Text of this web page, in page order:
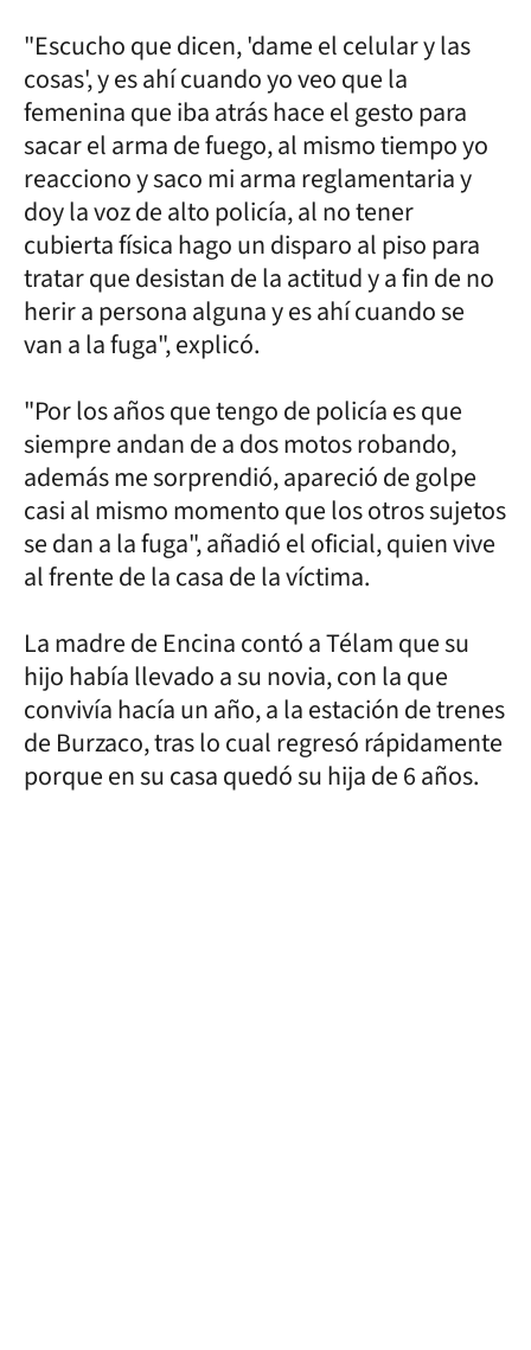
"Escucho que dicen, 'dame el celular y las
cosas', y es ahí cuando yo veo que la
femenina que iba atrás hace el gesto para
sacar el arma de fuego, al mismo tiempo yo
reacciono y saco mi arma reglamentaria y
doy la voz de alto policía, al no tener
cubierta física hago un disparo al piso para
tratar que desistan de la actitud y a fin de no
herir a persona alguna y es ahí cuando se
van a la fuga", explicó.
"Por los años que tengo de policía es que
siempre andan de a dos motos robando,
además me sorprendió, apareció de golpe
casi al mismo momento que los otros sujetos
se dan a la fuga", añadió el oficial, quien vive
al frente de la casa de la víctima.
La madre de Encina contó a Télam que su
hijo había llevado a su novia, con la que
convivía hacía un año, a la estación de trenes
de Burzaco, tras lo cual regresó rápidamente
porque en su casa quedó su hija de 6 años.